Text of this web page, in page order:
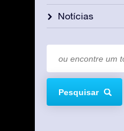
Notícias
Pesquisar